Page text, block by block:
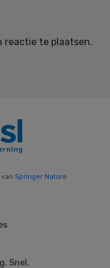
reactie te plaatsen.
van Springer Nature
Snel,